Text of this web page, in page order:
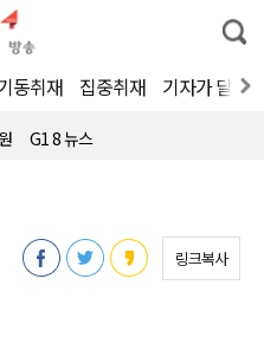
통
합
색
동취재 집중취재 기자가 달려
G1 8 뉴스
링크복사